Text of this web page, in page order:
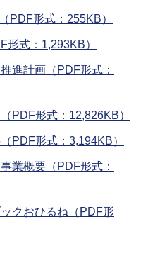
PDF形式：255KB）
形式：1,293KB）
進計画（PDF形式：
PDF形式：12,826KB）
PDF形式：3,194KB）
業概要（PDF形式：
クおひるね（PDF形